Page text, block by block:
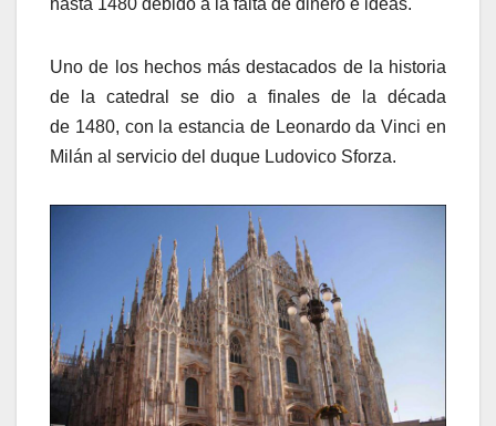
hasta 1480 debido a la falta de dinero e ideas.
Uno de los hechos más destacados de la historia
de la catedral se dio a finales de la década
de 1480, con la estancia de Leonardo da Vinci en
Milán al servicio del duque Ludovico Sforza.